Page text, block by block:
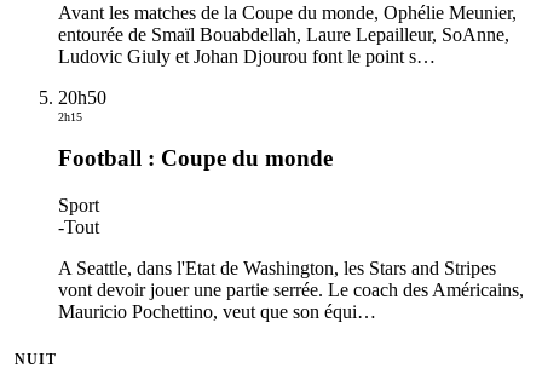
Avant les matches de la Coupe du monde, Ophélie Meunier,
entourée de Smaïl Bouabdellah, Laure Lepailleur, SoAnne,
Ludovic Giuly et Johan Djourou font le point s…
20h50
2h15
Football : Coupe du monde
Sport
-Tout
A Seattle, dans l'Etat de Washington, les Stars and Stripes
vont devoir jouer une partie serrée. Le coach des Américains,
Mauricio Pochettino, veut que son équi…
NUIT